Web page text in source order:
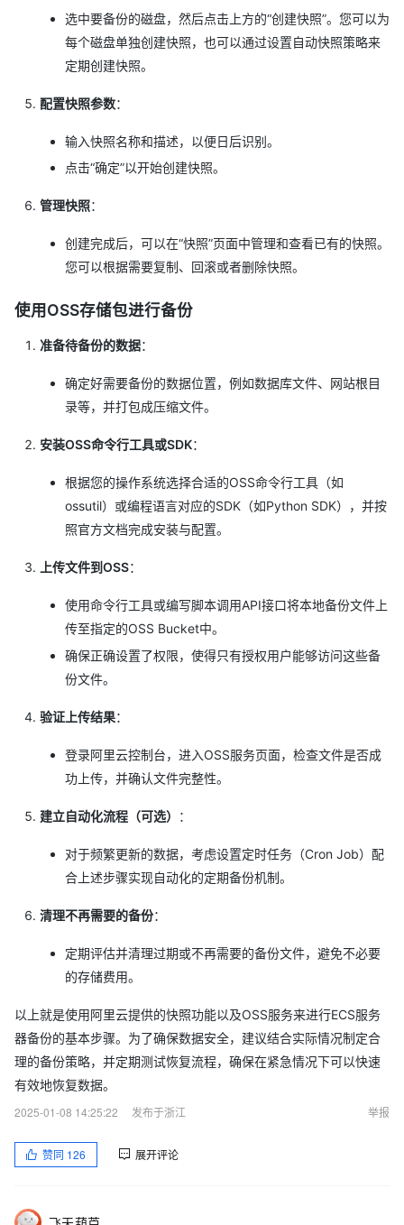
选中要备份的磁盘，然后点击上方的“创建快照”。您可以为
每个磁盘单独创建快照，也可以通过设置自动快照策略来
定期创建快照。
配置快照参数：
输入快照名称和描述，以便日后识别。
点击“确定”以开始创建快照。
管理快照：
创建完成后，可以在“快照”页面中管理和查看已有的快照。
您可以根据需要复制、回滚或者删除快照。
使用OSS存储包进行备份
准备待备份的数据：
确定好需要备份的数据位置，例如数据库文件、网站根目
录等，并打包成压缩文件。
安装OSS命令行工具或SDK：
根据您的操作系统选择合适的OSS命令行工具（如
ossutil）或编程语言对应的SDK（如Python SDK），并按
照官方文档完成安装与配置。
上传文件到OSS：
使用命令行工具或编写脚本调用API接口将本地备份文件上
传至指定的OSS Bucket中。
确保正确设置了权限，使得只有授权用户能够访问这些备
份文件。
验证上传结果：
登录阿里云控制台，进入OSS服务页面，检查文件是否成
功上传，并确认文件完整性。
建立自动化流程（可选） ：
对于频繁更新的数据，考虑设置定时任务（Cron Job）配
合上述步骤实现自动化的定期备份机制。
清理不再需要的备份：
定期评估并清理过期或不再需要的备份文件，避免不必要
的存储费用。
以上就是使用阿里云提供的快照功能以及OSS服务来进行ECS服务
器备份的基本步骤。为了确保数据安全，建议结合实际情况制定合
理的备份策略，并定期测试恢复流程，确保在紧急情况下可以快速
有效地恢复数据。
2025-01-08 14:25:22
发布于浙江 举报
赞同 126 展开评论